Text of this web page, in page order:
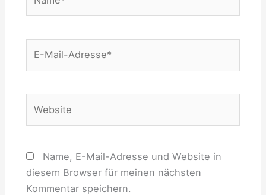
Name, E-Mail-Adresse und Website in
diesem Browser für meinen nächsten
Kommentar speichern.